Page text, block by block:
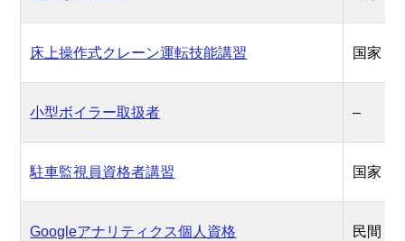
床上操作式クレーン運転技能講習 国家
小型ボイラー取扱者 –
駐車監視員資格者講習 国家
Googleアナリティクス個人資格 民間